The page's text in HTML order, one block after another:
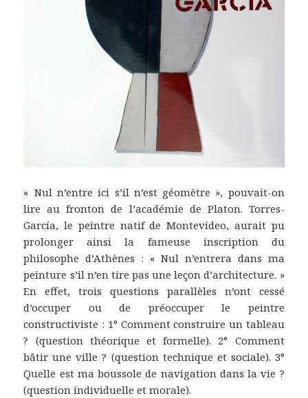
« Nul n’entre ici s’il n’est géomètre », pouvait-on
lire au fronton de l’académie de Platon. Torres-
García, le peintre natif de Montevideo, aurait pu
prolonger ainsi la fameuse inscription du
philosophe d’Athènes : « Nul n’entrera dans ma
peinture s’il n’en tire pas une leçon d’architecture. »
En effet, trois questions parallèles n’ont cessé
d’occuper ou de préoccuper le peintre
constructiviste : 1° Comment construire un tableau
? (question théorique et formelle). 2° Comment
bâtir une ville ? (question technique et sociale). 3°
Quelle est ma boussole de navigation dans la vie ?
(question individuelle et morale).